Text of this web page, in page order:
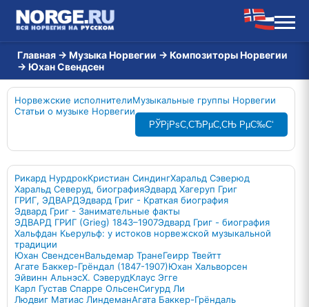
Главная → Музыка Норвегии → Композиторы Норвегии
→ Юхан Свендсен
Норвежские исполнителиМузыкальные группы Норвегии
Статьи о музыке Норвегии
РЎРјРѕС‚СЂРµС‚СЊ РµС‰С‘
Рикард НурдрокКристиан СиндингХаральд Сэверюд
Харальд Северуд, биографияЭдвард Хагеруп Григ
ГРИГ, ЭДВАРДЭдвард Григ - Краткая биография
Эдвард Григ - Занимательные факты
ЭДВАРД ГРИГ (Grieg) 1843–1907Эдвард Григ - биография
Хальфдан Кьерульф: у истоков норвежской музыкальной
традиции
Юхан СвендсенВальдемар ТранеГеирр Твейтт
Агате Баккер-Грёндал (1847-1907)Юхан Хальворсен
Эйвинн АльнэсХ. СэверудКлаус Эгге
Карл Густав Спарре ОльсенСигурд Ли
Людвиг Матиас ЛиндеманАгата Баккер-Грёндаль